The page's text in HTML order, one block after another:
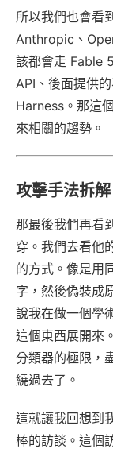
所以我們也會看
Anthropic、
該都會走 Fable
API、後面提供
Harness。那這
來相關的趨勢。
攻擊手法拆解
那最後我們再看
穿。我們去看他
的方式。像是用
字，然後偽裝成
說我在做一個學
這個東西展開來
分類器的極限，
繞過去了。
這就讓我回想到
棒的訪談。這個